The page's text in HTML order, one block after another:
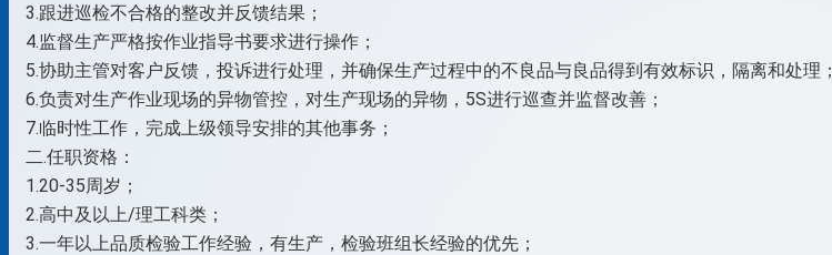
3.跟进巡检不合格的整改并反馈结果；
4.监督生产严格按作业指导书要求进行操作；
5.协助主管对客户反馈，投诉进行处理，并确保生产过程中的不良品与良品得到有效标识，隔离和处理；
6.负责对生产作业现场的异物管控，对生产现场的异物，5S进行巡查并监督改善；
7.临时性工作，完成上级领导安排的其他事务；
二.任职资格：
1.20-35周岁；
2.高中及以上/理工科类；
3.一年以上品质检验工作经验，有生产，检验班组长经验的优先；